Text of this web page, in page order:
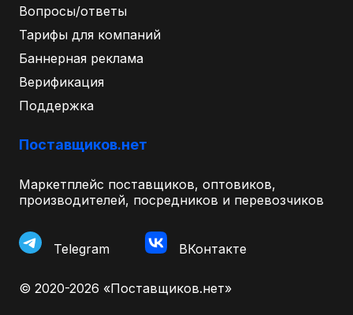
Вопросы/ответы
Тарифы для компаний
Баннерная реклама
Верификация
Поддержка
Поставщиков.нет
Маркетплейс поставщиков, оптовиков,
производителей, посредников и перевозчиков
Telegram ВКонтакте
© 2020-2026 «Поставщиков.нет»